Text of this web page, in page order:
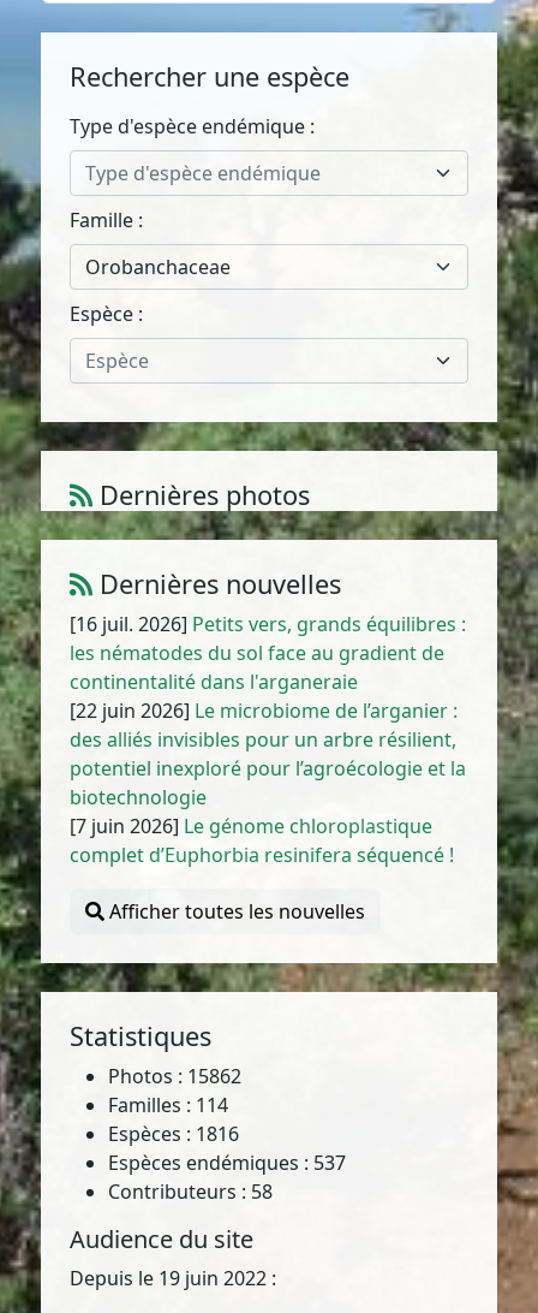
Rechercher une espèce
Type d'espèce endémique :
Type d'espèce endémique
Famille :
Orobanchaceae
Espèce :
Espèce
Dernières photos
Amaranthus cruentus L.
Dernières nouvelles
[16 juil. 2026] Petits vers, grands équilibres :
les nématodes du sol face au gradient de
continentalité dans l'arganeraie
[22 juin 2026] Le microbiome de l’arganier :
des alliés invisibles pour un arbre résilient,
potentiel inexploré pour l’agroécologie et la
biotechnologie
[7 juin 2026] Le génome chloroplastique
complet d’Euphorbia resinifera séquencé !
Afficher toutes les nouvelles
Statistiques
Photos : 15862
Familles : 114
Espèces : 1816
Espèces endémiques : 537
Contributeurs : 58
Audience du site
Depuis le 19 juin 2022 :